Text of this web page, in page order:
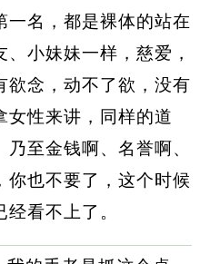
一名，都是裸体的站在
小妹妹一样，慈爱，
欲念，动不了欲，没有
女性来讲，同样的道
至金钱啊、名誉啊、
你也不要了，这个时候
看不上了。